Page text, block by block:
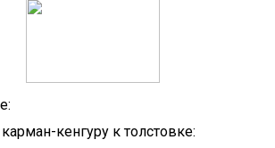
кенгуру к толстовке: